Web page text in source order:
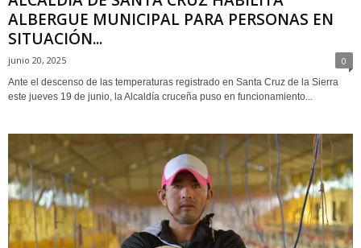
ALBERGUE MUNICIPAL PARA PERSONAS EN
SITUACIÓN...
junio 20, 2025 0
Ante el descenso de las temperaturas registrado en Santa Cruz de la Sierra
este jueves 19 de junio, la Alcaldía cruceña puso en funcionamiento...